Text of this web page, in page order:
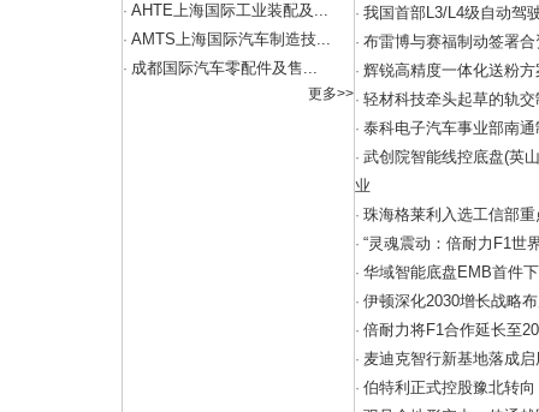
· AHTE上海国际工业装配及...
· AMTS上海国际汽车制造技...
· 成都国际汽车零配件及售...
更多>>
· 我国首部L3/L4级自动驾
· 布雷博与赛福制动签署合
· 辉锐高精度一体化送粉
· 轻材科技牵头起草的轨
· 泰科电子汽车事业部南
· 武创院智能线控底盘(英
业
· 珠海格莱利入选工信部
· “灵魂震动：倍耐力F1世
· 华域智能底盘EMB首件
· 伊顿深化2030增长战略
· 倍耐力将F1合作延长至
· 麦迪克智行新基地落成
· 伯特利正式控股豫北转向